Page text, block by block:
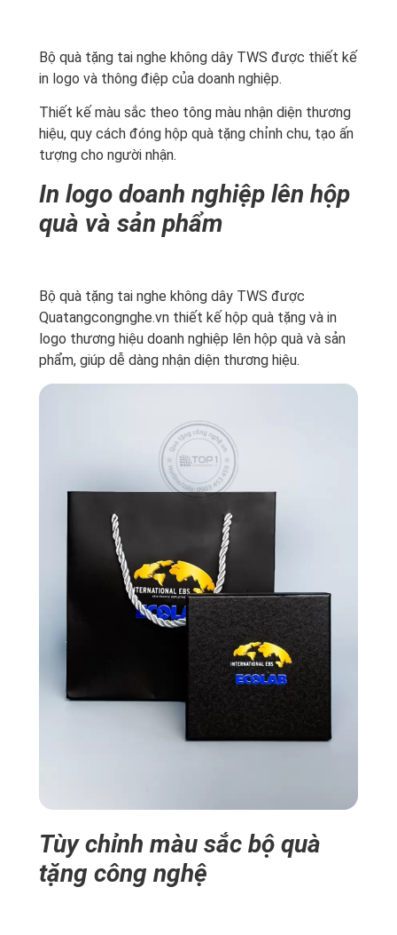
Bộ quà tặng tai nghe không dây TWS được thiết kế
in logo và thông điệp của doanh nghiệp.
Thiết kế màu sắc theo tông màu nhận diện thương
hiệu, quy cách đóng hộp quà tặng chỉnh chu, tạo ấn
tượng cho người nhận.
In logo doanh nghiệp lên hộp
quà và sản phẩm
Bộ quà tặng tai nghe không dây TWS được
Quatangcongnghe.vn thiết kế hộp quà tặng và in
logo thương hiệu doanh nghiệp lên hộp quà và sản
phẩm, giúp dễ dàng nhận diện thương hiệu.
Tùy chỉnh màu sắc bộ quà
tặng công nghệ